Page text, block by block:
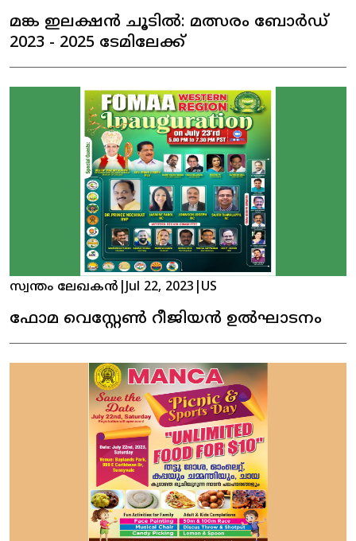
മങ്ക ഇലക്ഷൻ ചൂടിൽ: മത്സരം ബോർഡ്
2023 - 2025 ടേമിലേക്ക്
സ്വന്തം ലേഖകൻ |Jul 22, 2023 US
ഫോമ വെസ്റ്റേൺ റീജിയൻ ഉൽഘാടനം